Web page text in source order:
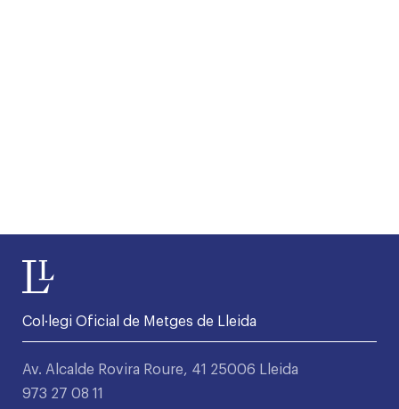
Col·legi Oficial de Metges de Lleida
Av. Alcalde Rovira Roure, 41 25006 Lleida
973 27 08 11